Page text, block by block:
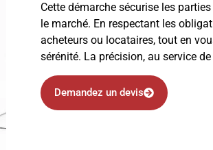
Cette démarche sécurise les
le marché. En respectant les
acheteurs ou locataires, tout en
sérénité. La précision, au service
Demandez un devis